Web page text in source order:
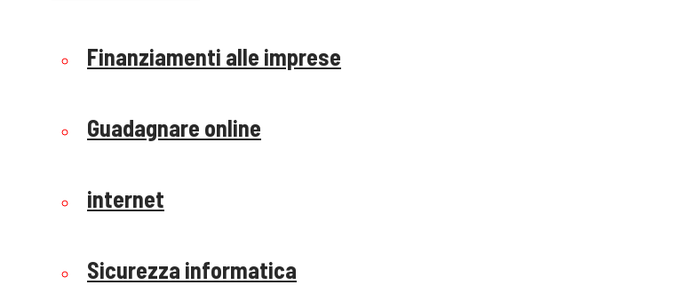
Finanziamenti alle imprese
Guadagnare online
internet
Sicurezza informatica